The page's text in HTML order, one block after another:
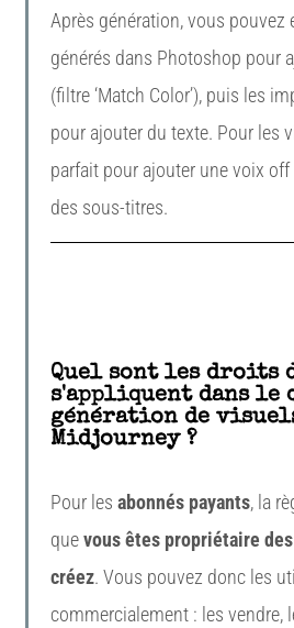
Après génération, vous pouvez
générés dans Photoshop pour
(filtre ‘Match Color’), puis les
pour ajouter du texte. Pour les
parfait pour ajouter une voix off
des sous-titres.
Quel sont les droits
s'appliquent dans le
génération de
Midjourney ?
Pour les abonnés payants, la
quevous êtes propriétaire
créez. Vous pouvez donc les
commercialement : les vendre,